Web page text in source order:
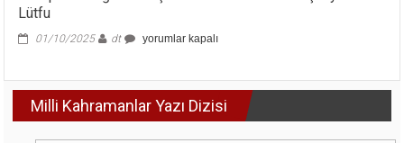
Lütfu
01/10/2025 dt
Trump
ve
Barrack’ın
yorumlar kapalı
Milli Kahramanlar Yazı Dizisi